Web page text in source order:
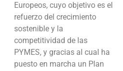
Europeos, cuyo objetivo es el
refuerzo del crecimiento
sostenible y la
competitividad de las
PYMES, y gracias al cual ha
puesto en marcha un Plan